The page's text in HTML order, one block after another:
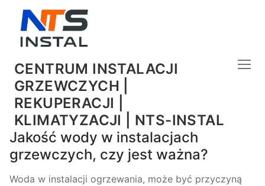
CENTRUM INSTALACJI
GRZEWCZYCH |
REKUPERACJI |
KLIMATYZACJI | NTS-INSTAL
Jakość wody w instalacjach
grzewczych, czy jest ważna?
Woda w instalacji ogrzewania, może być przyczyną